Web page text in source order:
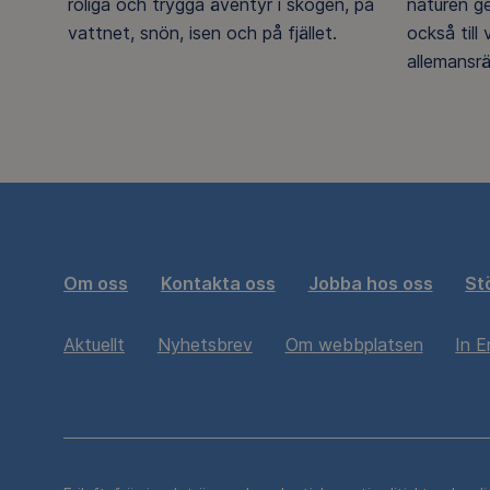
roliga och trygga äventyr i skogen, på
vattnet, snön, isen och på fjället.
naturen
också till
Om oss Kontakta oss Jobba hos oss
Aktuellt Nyhetsbrev Om webbplatsen In